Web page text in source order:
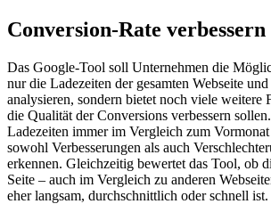
Conversion-Rate verbessern
Das Google-Tool soll Unternehmen die
nur die Ladezeiten der gesamten Webseite
analysieren, sondern bietet noch viele weitere
die Qualität der Conversions verbessern
Ladezeiten immer im Vergleich zum Vormonat
sowohl Verbesserungen als auch
erkennen. Gleichzeitig bewertet das Tool, ob
Seite – auch im Vergleich zu anderen
eher langsam, durchschnittlich oder schnell ist.